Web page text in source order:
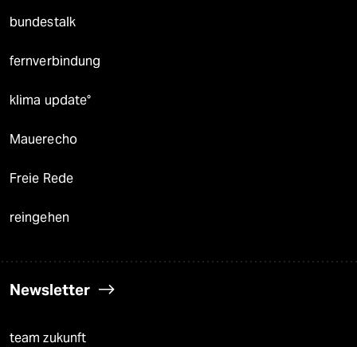
bundestalk
fernverbindung
klima update°
Mauerecho
Freie Rede
reingehen
Newsletter
team zukunft